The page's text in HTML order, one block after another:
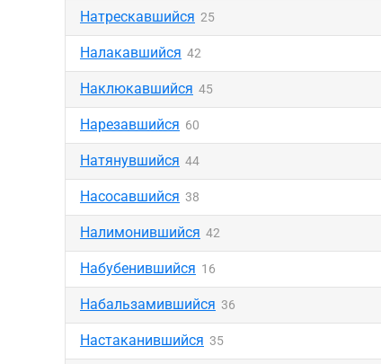
Натрескавшийся 25
Налакавшийся 42
Наклюкавшийся 45
Нарезавшийся 60
Натянувшийся 44
Насосавшийся 38
Налимонившийся 42
Набубенившийся 16
Набальзамившийся 36
Настаканившийся 35